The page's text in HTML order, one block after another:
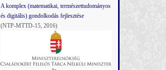
A komplex (matematikai, természettudományos
és digitális) gondolkodás fejlesztése
(NTP-MTTD-15, 2016)